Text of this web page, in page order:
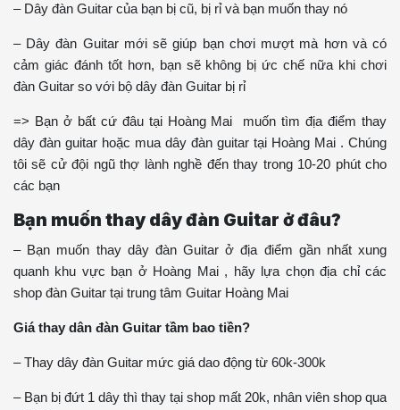
– Dây đàn Guitar của bạn bị cũ, bị rỉ và bạn muốn thay nó
– Dây đàn Guitar mới sẽ giúp bạn chơi mượt mà hơn và có
cảm giác đánh tốt hơn, bạn sẽ không bị ức chế nữa khi chơi
đàn Guitar so với bộ dây đàn Guitar bị rỉ
=> Bạn ở bất cứ đâu tại Hoàng Mai muốn tìm địa điểm thay
dây đàn guitar hoặc mua dây đàn guitar tại Hoàng Mai . Chúng
tôi sẽ cử đội ngũ thợ lành nghề đến thay trong 10-20 phút cho
các bạn
Bạn muốn thay dây đàn Guitar ở đâu?
– Bạn muốn thay dây đàn Guitar ở địa điểm gần nhất xung
quanh khu vực bạn ở Hoàng Mai , hãy lựa chọn địa chỉ các
shop đàn Guitar tại trung tâm Guitar Hoàng Mai
Giá thay dân đàn Guitar tầm bao tiền?
– Thay dây đàn Guitar mức giá dao động từ 60k-300k
– Bạn bị đứt 1 dây thì thay tại shop mất 20k, nhân viên shop qua